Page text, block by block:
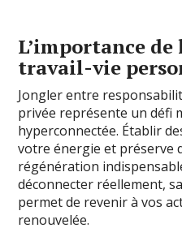
L’importance
travail-vie
Jongler entre
privée représente un défi
hyperconnectée. Établir
votre énergie et préserve
régénération
déconnecter réellement,
permet de revenir à vos
renouvelée.